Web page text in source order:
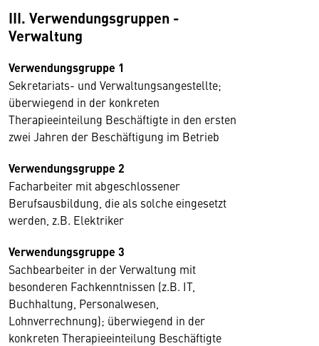
III. Verwendungsgruppen -
Verwaltung
Verwendungsgruppe 1
Sekretariats- und Verwaltungsangestellte;
überwiegend in der konkreten
Therapieeinteilung Beschäftigte in den ersten
zwei Jahren der Beschäftigung im Betrieb
Verwendungsgruppe 2
Facharbeiter mit abgeschlossener
Berufsausbildung, die als solche eingesetzt
werden, z.B. Elektriker
Verwendungsgruppe 3
Sachbearbeiter in der Verwaltung mit
besonderen Fachkenntnissen (z.B. IT,
Buchhaltung, Personalwesen,
Lohnverrechnung); überwiegend in der
konkreten Therapieeinteilung Beschäftigte